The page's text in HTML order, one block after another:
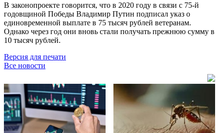
В законопроекте говорится, что в 2020 году в связи с 75-й
годовщиной Победы Владимир Путин подписал указ о
единовременной выплате в 75 тысяч рублей ветеранам.
Однако через год они вновь стали получать прежнюю сумму в
10 тысяч рублей.
Версия для печати
Все новости